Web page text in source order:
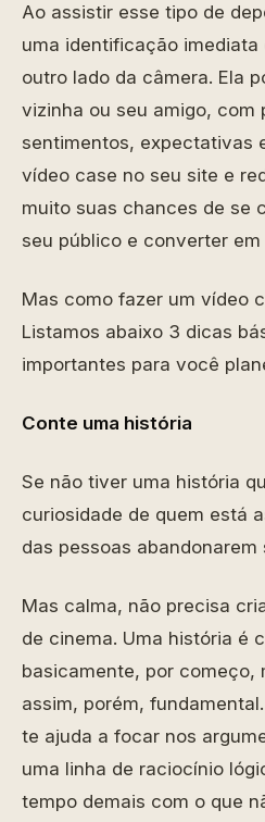
Ao assistir esse tipo de
uma identificação
outro lado da câmera. Ela
vizinha ou seu amigo, com
sentimentos, expectativas
vídeo case no seu site e
muito suas chances de se
seu público e converter em
Mas como fazer um vídeo
Listamos abaixo 3 dicas
importantes para você
Conte uma história
Se não tiver uma história
curiosidade de quem está
das pessoas abandonarem
Mas calma, não precisa
de cinema. Uma história é
basicamente, por começo,
assim, porém,
te ajuda a focar nos
uma linha de raciocínio
tempo demais com o que